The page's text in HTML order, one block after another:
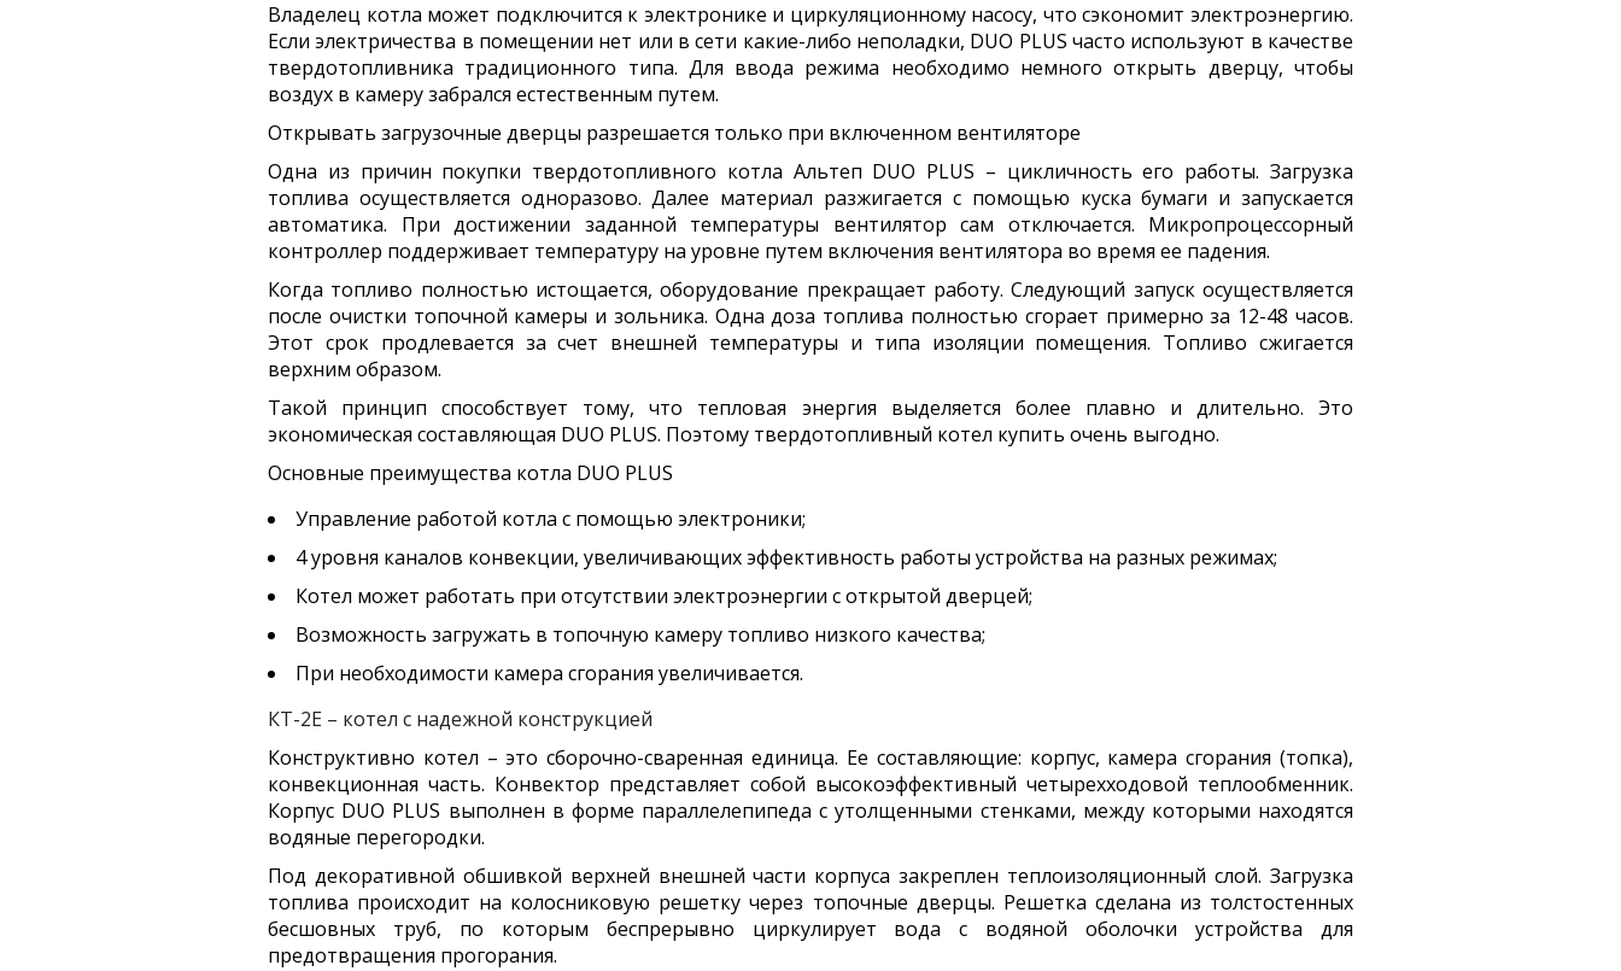
Владелец котла может подключится к электронике и циркуляционному насосу, что сэкономит электроэнергию.
Если электричества в помещении нет или в сети какие-либо неполадки, DUO PLUS часто используют в качестве
твердотопливника традиционного типа. Для ввода режима необходимо немного открыть дверцу, чтобы
воздух в камеру забрался естественным путем.
Открывать загрузочные дверцы разрешается только при включенном вентиляторе
Одна из причин покупки твердотопливного котла Альтеп DUO PLUS – цикличность его работы. Загрузка
топлива осуществляется одноразово. Далее материал разжигается с помощью куска бумаги и запускается
автоматика. При достижении заданной температуры вентилятор сам отключается. Микропроцессорный
контроллер поддерживает температуру на уровне путем включения вентилятора во время ее падения.
Когда топливо полностью истощается, оборудование прекращает работу. Следующий запуск осуществляется
после очистки топочной камеры и зольника. Одна доза топлива полностью сгорает примерно за 12-48 часов.
Этот срок продлевается за счет внешней температуры и типа изоляции помещения. Топливо сжигается
верхним образом.
Такой принцип способствует тому, что тепловая энергия выделяется более плавно и длительно. Это
экономическая составляющая DUO PLUS. Поэтому твердотопливный котел купить очень выгодно.
Основные преимущества котла DUO PLUS
Управление работой котла с помощью электроники;
4 уровня каналов конвекции, увеличивающих эффективность работы устройства на разных режимах;
Котел может работать при отсутствии электроэнергии с открытой дверцей;
Возможность загружать в топочную камеру топливо низкого качества;
При необходимости камера сгорания увеличивается.
КТ-2Е – котел с надежной конструкцией
Конструктивно котел – это сборочно-сваренная единица. Ее составляющие: корпус, камера сгорания (топка),
конвекционная часть. Конвектор представляет собой высокоэффективный четырехходовой теплообменник.
Корпус DUO PLUS выполнен в форме параллелепипеда с утолщенными стенками, между которыми находятся
водяные перегородки.
Под декоративной обшивкой верхней внешней части корпуса закреплен теплоизоляционный слой. Загрузка
топлива происходит на колосниковую решетку через топочные дверцы. Решетка сделана из толстостенных
бесшовных труб, по которым беспрерывно циркулирует вода с водяной оболочки устройства для
предотвращения прогорания.